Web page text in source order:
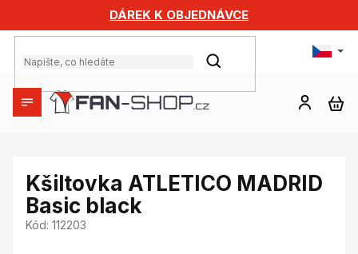
obsah
DÁREK K OBJEDNÁVCE
HLEDAT
Kšiltovka ATLETICO MADRID
Basic black
Kód: 112203